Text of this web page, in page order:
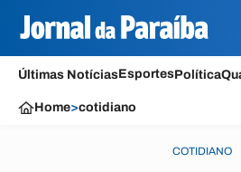
Últimas NotíciasEsportesPolítica
Home>cotidiano
COTIDIANO